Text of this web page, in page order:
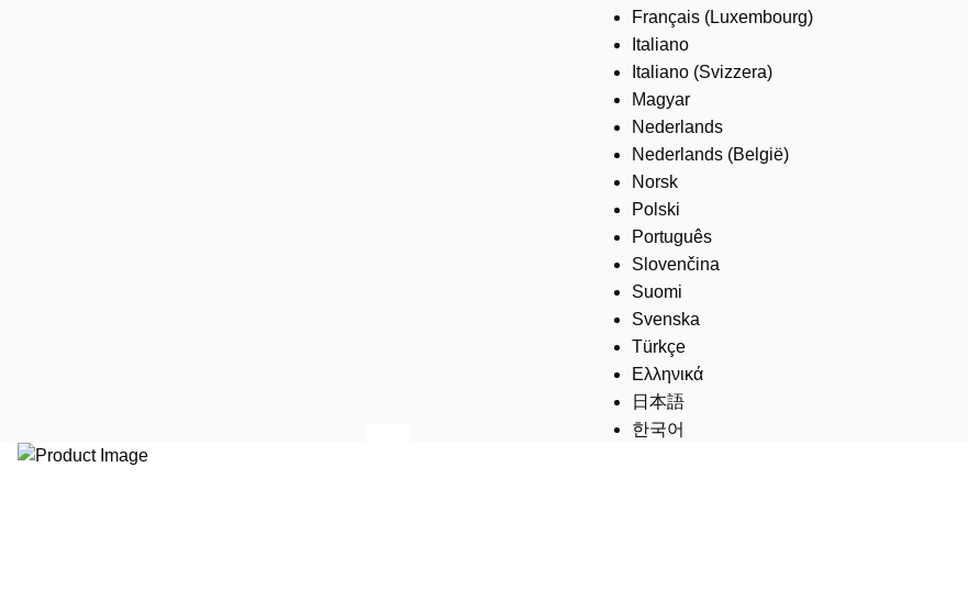
Français (Luxembourg)
Italiano
Italiano (Svizzera)
Magyar
Nederlands
Nederlands (België)
Norsk
Polski
Português
Slovenčina
Suomi
Svenska
Türkçe
Ελληνικά
日本語
한국어